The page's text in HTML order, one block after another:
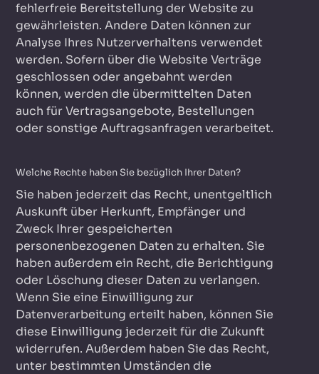
fehlerfreie Bereitstellung der Website zu
gewährleisten. Andere Daten können zur
Analyse Ihres Nutzerverhaltens verwendet
werden. Sofern über die Website Verträge
geschlossen oder angebahnt werden
können, werden die übermittelten Daten
auch für Vertragsangebote, Bestellungen
oder sonstige Auftragsanfragen verarbeitet.
Welche Rechte haben Sie bezüglich Ihrer Daten?
Sie haben jederzeit das Recht, unentgeltlich
Auskunft über Herkunft, Empfänger und
Zweck Ihrer gespeicherten
personenbezogenen Daten zu erhalten. Sie
haben außerdem ein Recht, die Berichtigung
oder Löschung dieser Daten zu verlangen.
Wenn Sie eine Einwilligung zur
Datenverarbeitung erteilt haben, können Sie
diese Einwilligung jederzeit für die Zukunft
widerrufen. Außerdem haben Sie das Recht,
unter bestimmten Umständen die